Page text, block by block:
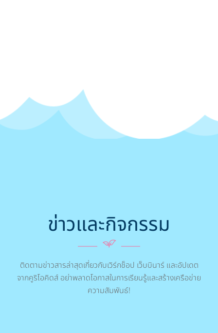
ข่าวและกิจกรรม
ติดตามข่าวสารล่าสุดเกี่ยวกับเวิร์กช็อป เว็บบินาร์ และอัปเดต
จากคูริโอคิดส์ อย่าพลาดโอกาสในการเรียนรู้และสร้างเครือข่าย
ความสัมพันธ์!